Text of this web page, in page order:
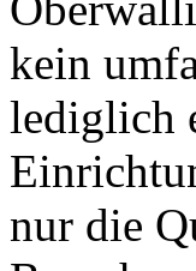
kein
lediglich
nur die